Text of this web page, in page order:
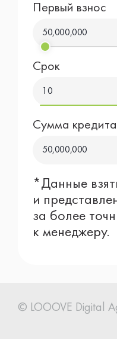
Первый взнос
50,000,000
Срок
10
Сумма кредита
50,000,000
*Данные
и
за более
к менеджеру.
© LOOOVE Digital